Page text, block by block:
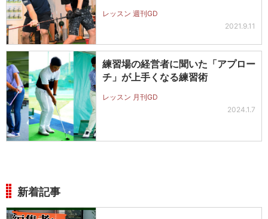
レッスン 週刊GD
2021.9.11
練習場の経営者に聞いた「アプロー
チ」が上手くなる練習術
レッスン 月刊GD
2024.1.7
新着記事